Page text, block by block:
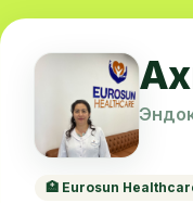
🏥 Eurosun